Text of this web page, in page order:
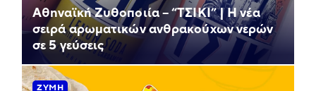
Αθηναϊκή Ζυθοποιία – “ΤΣΙΚΙ” | Η νέα
σειρά αρωματικών ανθρακούχων νερών
σε 5 γεύσεις
ΖΎΜΗ